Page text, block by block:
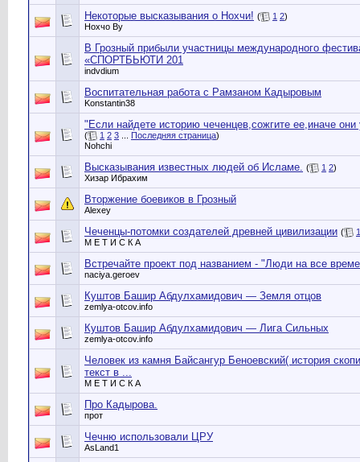
Некоторые высказывания о Нохчи! ( 1 2)
Нохчо Ву
В Грозный прибыли участницы международного
«СПОРТБЬЮТИ 201
indvdium
Воспитательная работа с Рамзаном Кадыровым
Konstantin38
"Если найдете историю чеченцев,сожгите ее,иначе они
( 1 2 3 Последняя страница)
Nohchi
Высказывания известных людей об Исламе. ( 1 2)
Хизар Ибрахим
Вторжение боевиков в Грозный
Alexey
Чеченцы-потомки создателей древней цивилизации (
1
М Е Т И С К А
Встречайте проект под названием - "Люди на все
naciya.geroev
Куштов Башир Абдулхамидович — Земля отцов
zemlya-otcov.info
Куштов Башир Абдулхамидович — Лига Cильных
zemlya-otcov.info
Человек из камня Байсангур Беноевский( история
текст в ...
М Е Т И С К А
Про Кадырова.
прот
Чечню использовали ЦРУ
AsLand1